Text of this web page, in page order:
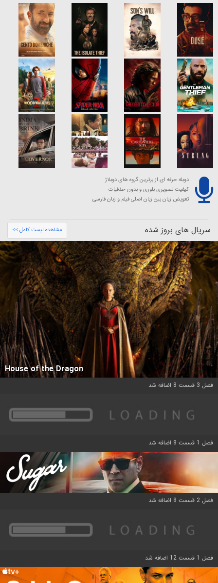
دوبله حرفه ای از برترین گروه های دوبلاژ
کیفیت تصویری بلوری و بدون حذفیات
تعویض زبان بین زبان اصلی فیلم و زبان فارسی
سریال های بروز شده مشاهده لیست کامل >>
House of the Dragon
فصل 3 قسمت 8 اضافه شد
فصل 1 قسمت 8 اضافه شد
فصل 2 قسمت 8 اضافه شد
فصل 1 قسمت 12 اضافه شد